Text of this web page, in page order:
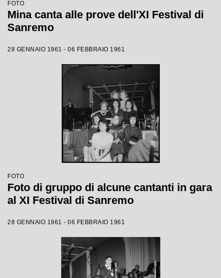
FOTO
Mina canta alle prove dell'XI Festival di
Sanremo
28 GENNAIO 1961 - 06 FEBBRAIO 1961
FOTO
Foto di gruppo di alcune cantanti in gara
al XI Festival di Sanremo
28 GENNAIO 1961 - 06 FEBBRAIO 1961